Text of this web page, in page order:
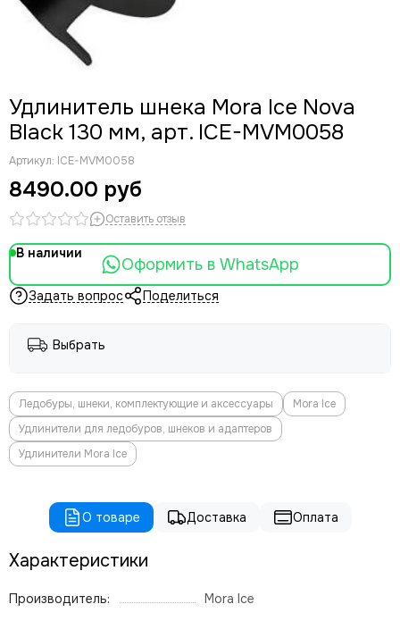
Удлинитель шнека Mora Ice Nova
Black 130 мм, арт. ICE-MVM0058
Артикул: ICE-MVM0058
8490.00 руб
Оставить отзыв
В наличии
Оформить в WhatsApp
Задать вопрос Поделиться
Выбрать
Ледобуры, шнеки, комплектующие и аксессуары
Mora Ice
Удлинители для ледобуров, шнеков и адаптеров
Удлинители Mora Ice
О товаре Доставка Оплата
Характеристики
Производитель:
Mora Ice